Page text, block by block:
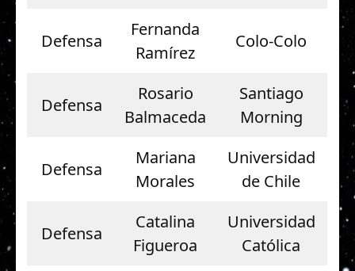
Defensa
Fernanda
Ramírez
Colo-Colo
Defensa
Rosario
Balmaceda
Santiago
Morning
Defensa
Mariana
Morales
Universidad
de Chile
Defensa
Catalina
Figueroa
Universidad
Católica